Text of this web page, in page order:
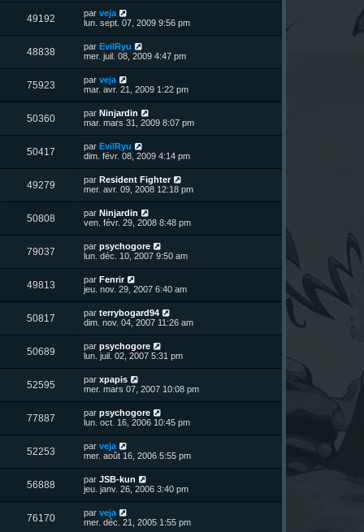
e
s
a
g
e
s
r
m
e
s
s
a
g
e
u
s
i
e
r
m
e
s
s
a
g
e
49192V
u
s
D
e
i
e
r
m
e
s
s
a
g
e
par veja
lun. sept. 07, 2009 9:56 pm
48838V
u
s
D
e
i
e
r
m
e
s
s
a
g
e
par EvilRyu
mer. juil. 08, 2009 4:47 pm
75923V
u
s
D
e
i
e
r
m
e
s
s
a
g
e
par veja
mar. avr. 21, 2009 1:22 pm
50360V
u
s
D
e
i
e
r
m
e
s
s
a
g
e
par Ninjardin
mar. mars 31, 2009 8:07 pm
50417V
u
s
D
e
i
e
r
m
e
s
s
a
g
e
par EvilRyu
dim. févr. 08, 2009 4:14 pm
49279V
u
s
D
e
i
e
r
m
e
s
s
a
g
e
par Resident Fighter
mer. avr. 09, 2008 12:18 pm
50808V
u
s
D
e
i
e
r
m
e
s
s
a
g
e
par Ninjardin
ven. févr. 29, 2008 8:48 pm
79037V
u
s
D
e
i
e
r
m
e
s
s
a
g
e
par psychogore
lun. déc. 10, 2007 9:50 am
49813V
u
s
D
e
i
e
r
m
e
s
s
a
g
e
par Fenrir
jeu. nov. 29, 2007 6:40 am
50817V
u
s
D
e
i
e
r
m
e
s
s
a
g
e
par terrybogard94
dim. nov. 04, 2007 11:26 am
50689V
u
s
D
e
i
e
r
m
e
s
s
a
g
e
par psychogore
lun. juil. 02, 2007 5:31 pm
52595V
u
s
D
e
i
e
r
m
e
s
s
a
g
e
par xpapis
mer. mars 07, 2007 10:08 pm
77887V
u
s
D
e
i
e
r
m
e
s
s
a
g
par psychogore
lun. oct. 16, 2006 10:45 pm
52253V
u
s
D
e
i
e
r
m
e
par veja
mer. août 16, 2006 5:55 pm
56888V
u
D
e
i
e
par JSB-kun
jeu. janv. 26, 2006 3:40 pm
76170V
D
e
par veja
mer. déc. 21, 2005 1:55 pm